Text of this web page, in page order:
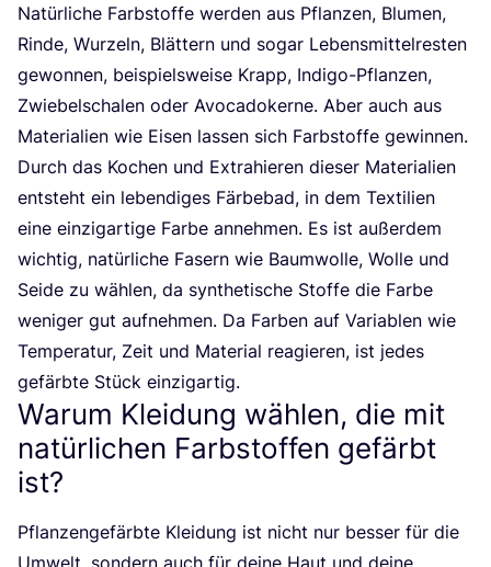
Natür­li­che Farb­stof­fe wer­den aus Pflan­zen, Blu­men,
Rin­de, Wur­zeln, Blät­tern und sogar Lebens­mit­tel­res­ten
gewon­nen, bei­spiels­wei­se Krapp, Indi­go-Pflan­zen,
Zwie­bel­scha­len oder Avo­ca­do­ker­ne. Aber auch aus
Mate­ria­li­en wie Eisen las­sen sich Farb­stof­fe gewin­nen.
Durch das Kochen und Extra­hie­ren die­ser Mate­ria­li­en
ent­steht ein leben­di­ges Fär­be­bad, in dem Tex­ti­li­en
eine ein­zig­ar­ti­ge Far­be anneh­men. Es ist außer­dem
wich­tig, natür­li­che Fasern wie Baum­wol­le, Wol­le und
Sei­de zu wäh­len, da syn­the­ti­sche Stof­fe die Far­be
weni­ger gut auf­neh­men. Da Far­ben auf Varia­blen wie
Tem­pe­ra­tur, Zeit und Mate­ri­al reagie­ren, ist jedes
gefärb­te Stück einzigartig.
Warum Kleidung wählen, die mit
natürlichen Farbstoffen gefärbt
ist?
Pflan­zen­ge­färb­te Klei­dung ist nicht nur bes­ser für die
Umwelt, son­dern auch für dei­ne Haut und dei­ne